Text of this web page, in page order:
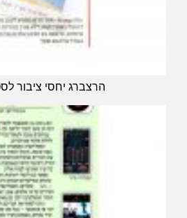
הרצברג יחסי ציבור